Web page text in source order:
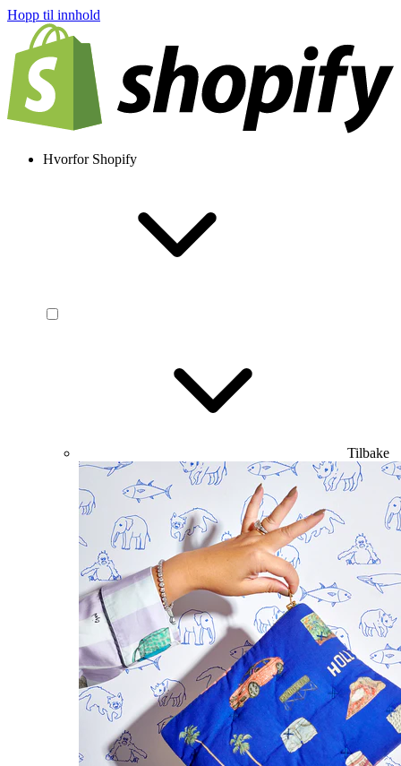
Hopp til innhold
Hvorfor Shopify
Tilbake